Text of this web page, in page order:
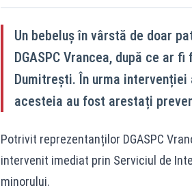
Un bebeluș în vârstă de doar
DGASPC Vrancea, după ce ar
Dumitrești. În urma
acesteia au fost arestați
Potrivit reprezentanților DGASPC
intervenit imediat prin Serviciul de
minorului.